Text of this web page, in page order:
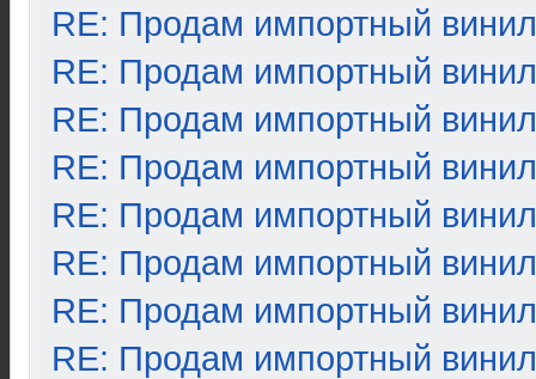
RE: Продам импортный винил
RE: Продам импортный винил
RE: Продам импортный винил
RE: Продам импортный винил
RE: Продам импортный винил
RE: Продам импортный винил
RE: Продам импортный винил
RE: Продам импортный винил